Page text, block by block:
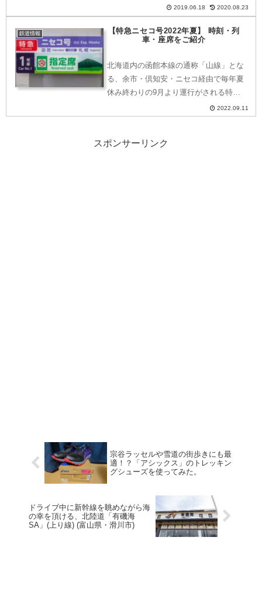
れました。今日6月17日から、東京メト
ロ銀座線の一部の車両で「ソアリン：フ
ァンタスティック・フライト」の世界観
を楽しめる！？レ...
2019.06.18 2020.08.23
鉄道情報
【特急ニセコ号2022年夏】 時刻・列
車・座席をご紹介
北海道内の函館本線の通称「山線」とな
る、余市・倶知安・ニセコ経由で毎年夏
休み終わりの9月より運行がされる特急
「ニセコ」号。2021年同様キハ183系
5200番台の「ノースレインボー」車両で
「ノースレインボー...
2022.09.11
スポンサーリンク
宗谷ラッセルや雪道の街歩きにも最
適！？「アシックス」のトレッキン
グシューズを使ってみた。
ドライブ中に新幹線を眺めながら海
の幸を頂ける、北陸道「有磯海
SA」(上り線) (富山県・滑川市)